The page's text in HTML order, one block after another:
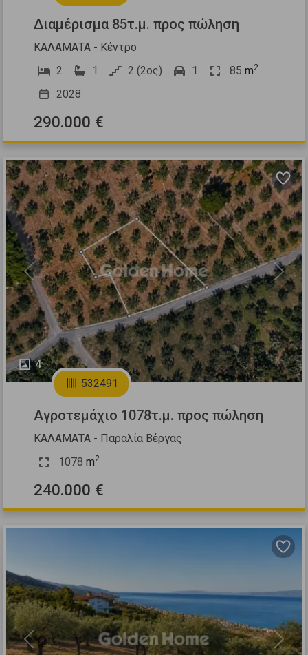
Διαμέρισμα 85τ.μ. προς πώληση
ΚΑΛΑΜΑΤΑ - Κέντρο
2
1 2 (2ος) 1 85 m2
2028
290.000 €
4
Previous Next
532491
Αγροτεμάχιο 1078τ.μ. προς πώληση
ΚΑΛΑΜΑΤΑ - Παραλία Βέργας
1078 m2
240.000 €
Previous Next